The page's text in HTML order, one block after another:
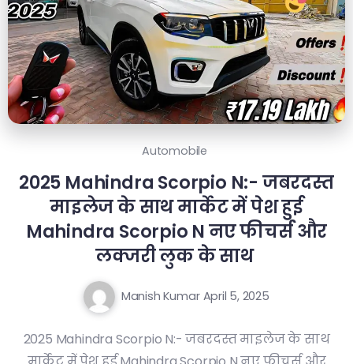
Automobile
2025 Mahindra Scorpio N:- जबरदस्त
माइलेज के साथ मार्केट में पेश हुई
Mahindra Scorpio N नए फीचर्स और
लक्जरी लुक के साथ
Manish Kumar April 5, 2025
2025 Mahindra Scorpio N:- जबरदस्त माइलेज के साथ